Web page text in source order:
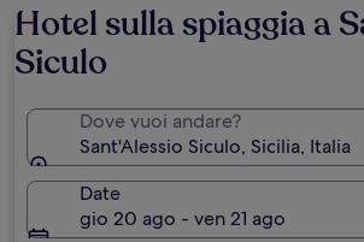
Hotel sulla spiaggia a
Siculo
Dove vuoi andare?
Sant'Alessio Siculo, Sicilia, Italia
Date
gio 20 ago - ven 21 ago